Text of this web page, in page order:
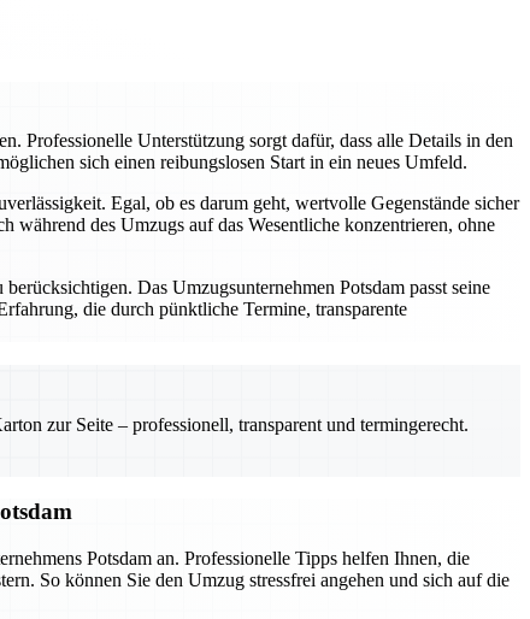
Professionelle Unterstützung sorgt dafür, dass alle Details in den
sich einen reibungslosen Start in ein neues Umfeld.
Egal, ob es darum geht, wertvolle Gegenstände sicher
des Umzugs auf das Wesentliche konzentrieren, ohne
Das Umzugsunternehmen Potsdam passt seine
die durch pünktliche Termine, transparente
zur Seite – professionell, transparent und termingerecht.
Potsdam an. Professionelle Tipps helfen Ihnen, die
So können Sie den Umzug stressfrei angehen und sich auf die